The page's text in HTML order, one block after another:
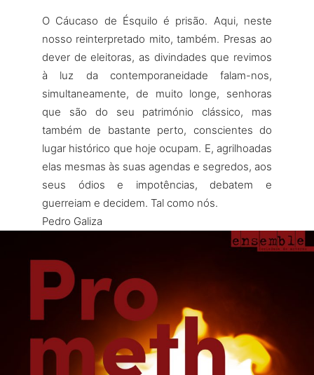
O Cáucaso de Ésquilo é prisão. Aqui, neste
nosso reinterpretado mito, também. Presas ao
dever de eleitoras, as divindades que revimos
à luz da contemporaneidade falam-nos,
simultaneamente, de muito longe, senhoras
que são do seu património clássico, mas
também de bastante perto, conscientes do
lugar histórico que hoje ocupam. E, agrilhoadas
elas mesmas às suas agendas e segredos, aos
seus ódios e impotências, debatem e
guerreiam e decidem. Tal como nós.
Pedro Galiza